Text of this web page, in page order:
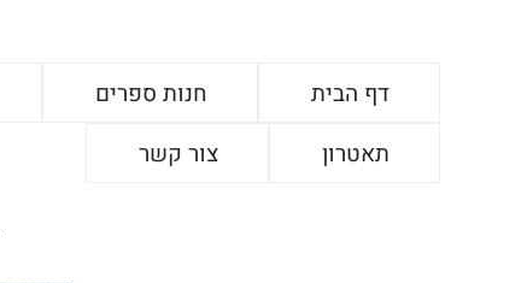
דף הבית חנות ספרים
תאטרון
צור קשר